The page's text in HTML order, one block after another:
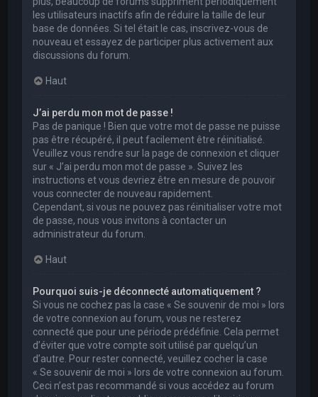
les utilisateurs inactifs afin de réduire la taille de leur
base de données. Si tel était le cas, inscrivez-vous de
nouveau et essayez de participer plus activement aux
discussions du forum.
Haut
J’ai perdu mon mot de passe !
Pas de panique ! Bien que votre mot de passe ne puisse
pas être récupéré, il peut facilement être réinitialisé.
Veuillez vous rendre sur la page de connexion et cliquer
sur « J’ai perdu mon mot de passe ». Suivez les
instructions et vous devriez être en mesure de pouvoir
vous connecter de nouveau rapidement.
Cependant, si vous ne pouvez pas réinitialiser votre mot
de passe, nous vous invitons à contacter un
administrateur du forum.
Haut
Pourquoi suis-je déconnecté automatiquement ?
Si vous ne cochez pas la case « Se souvenir de moi » lors
de votre connexion au forum, vous ne resterez
connecté que pour une période prédéfinie. Cela permet
d’éviter que votre compte soit utilisé par quelqu’un
d’autre. Pour rester connecté, veuillez cocher la case
« Se souvenir de moi » lors de votre connexion au forum.
Ceci n’est pas recommandé si vous accédez au forum